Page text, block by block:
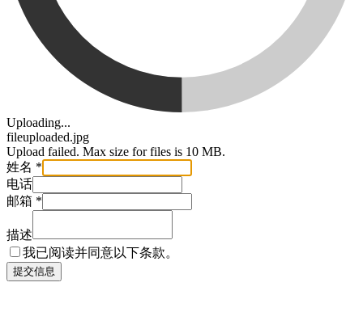
Uploading...
fileuploaded.jpg
Upload failed. Max size for files is 10 MB.
姓名 *
电话
邮箱 *
描述
我已阅读并同意以下条款。